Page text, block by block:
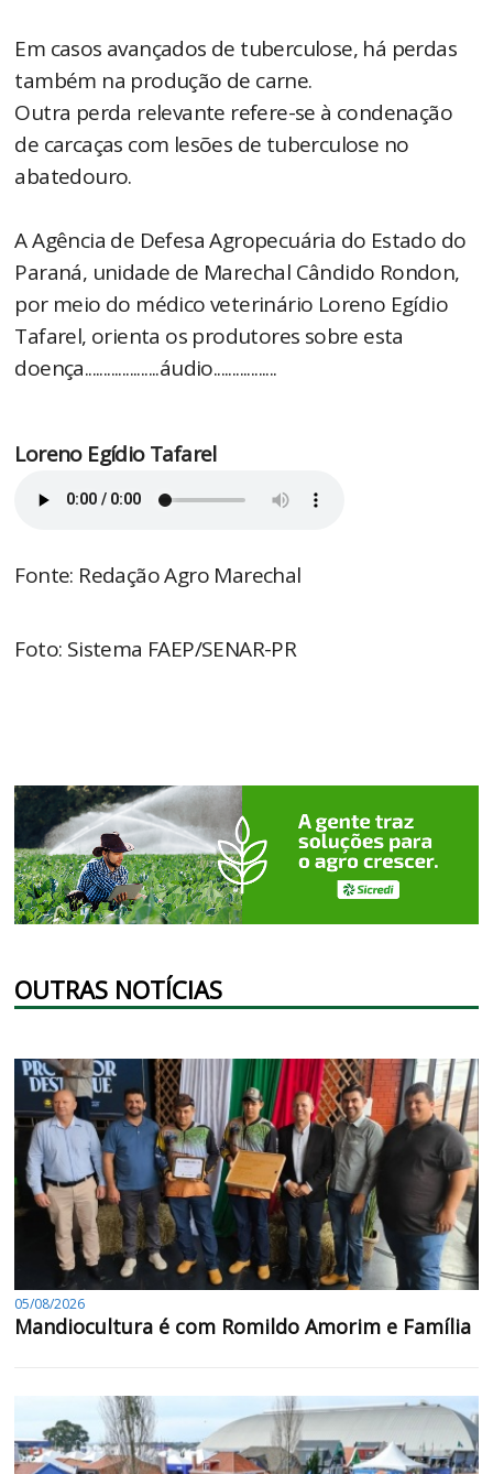
Em casos avançados de tuberculose, há perdas
também na produção de carne.
Outra perda relevante refere-se à condenação
de carcaças com lesões de tuberculose no
abatedouro.
A Agência de Defesa Agropecuária do Estado do
Paraná, unidade de Marechal Cândido Rondon,
por meio do médico veterinário Loreno Egídio
Tafarel, orienta os produtores sobre esta
doença....................áudio.................
Loreno Egídio Tafarel
Fonte: Redação Agro Marechal
Foto: Sistema FAEP/SENAR-PR
OUTRAS NOTÍCIAS
05/08/2026
Mandiocultura é com Romildo Amorim e Família